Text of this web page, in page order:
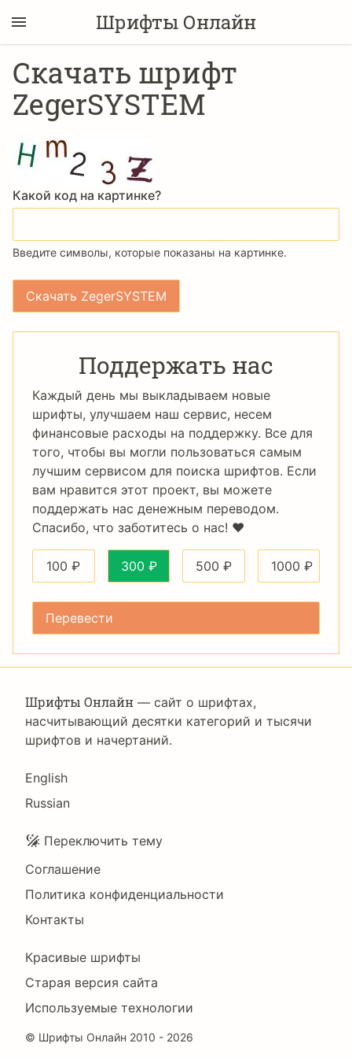
Шрифты Онлайн
Скачать шрифт
ZegerSYSTEM
Какой код на картинке?
Введите символы, которые показаны на картинке.
Поддержать нас
Каждый день мы выкладываем новые
шрифты, улучшаем наш сервис, несем
финансовые расходы на поддержку. Все для
того, чтобы вы могли пользоваться самым
лучшим сервисом для поиска шрифтов. Если
вам нравится этот проект, вы можете
поддержать нас денежным переводом.
Спасибо, что заботитесь о нас! ❤️
100 ₽ 300 ₽ 500 ₽ 1000 ₽
Шрифты Онлайн — сайт о шрифтах,
насчитывающий десятки категорий и тысячи
шрифтов и начертаний.
Language
English
Russian
Подвал
Переключить тему
Соглашение
Политика конфиденциальности
Контакты
Footer
Right
Красивые шрифты
Старая версия сайта
Используемые технологии
© Шрифты Онлайн 2010 - 2026